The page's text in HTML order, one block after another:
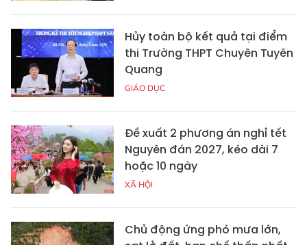
Hủy toàn bộ kết quả tại điểm
thi Trường THPT Chuyên Tuyên
Quang
GIÁO DỤC
Đề xuất 2 phương án nghỉ tết
Nguyên đán 2027, kéo dài 7
hoặc 10 ngày
XÃ HỘI
Chủ động ứng phó mưa lớn,